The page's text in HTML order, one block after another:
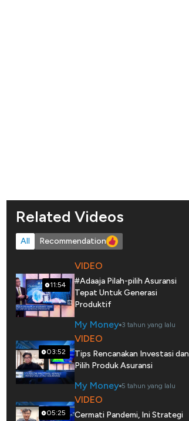
Related Videos
All Recommendation
11:54
VIDEO
#Adaaja Pilah-pilih Asuransi
Tepat Untuk Generasi
Produktif
My Money 3 tahun yang lalu
03:52
VIDEO
Tips Rencanakan Investasi dan
Pilih Produk Asuransi
My Money 5 tahun yang lalu
05:25
VIDEO
Cermati Pandemi, Ini Strategi